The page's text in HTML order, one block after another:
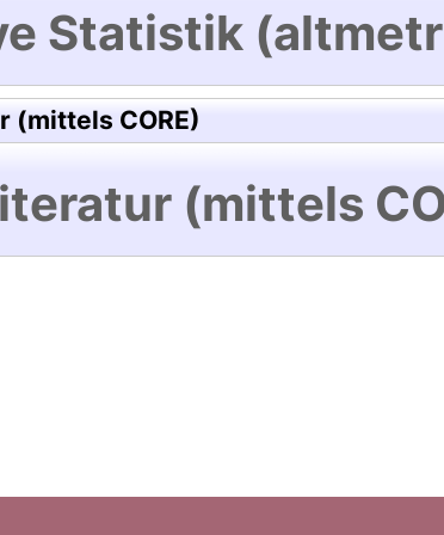
Statistik
(mittels CORE)
(mittels